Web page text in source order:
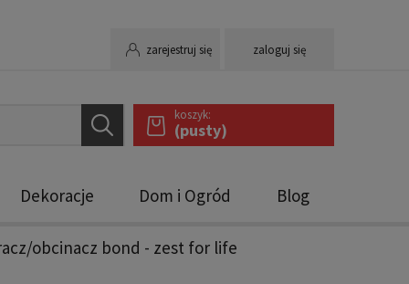
zarejestruj się zaloguj się
koszyk:
(pusty)
Dekoracje Dom i Ogród Blog
obcinacz bond - zest for life